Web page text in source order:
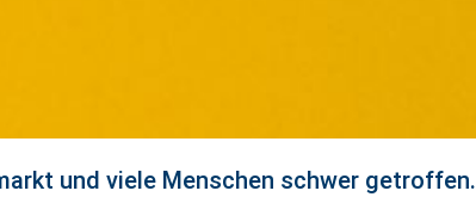
und viele Menschen schwer getroffen.